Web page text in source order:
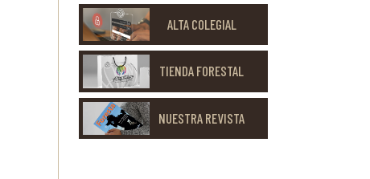
ALTA COLEGIAL
TIENDA FORESTAL
NUESTRA REVISTA